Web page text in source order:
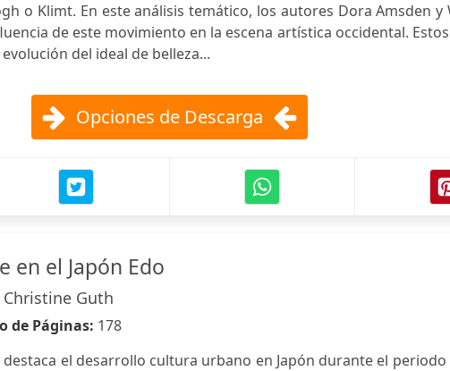
o Klimt. En este análisis temático, los autores Dora Amsden y
de este movimiento en la escena artística occidental.
del ideal de belleza...
Opciones de Descarga
en el Japón Edo
Christine Guth
de Páginas: 178
destaca el desarrollo cultura urbano en Japón durante el periodo